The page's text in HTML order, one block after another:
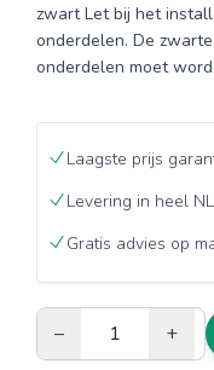
zwart Let bij het
onderdelen. De
onderdelen moet
Laagste prijs
Levering in heel NL
Gratis advies op
– +